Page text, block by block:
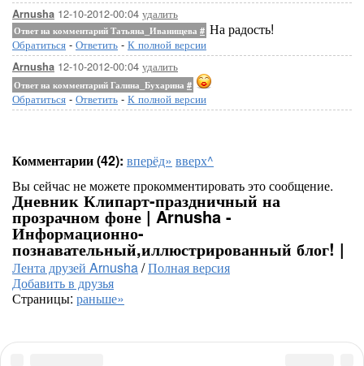
Arnusha 12-10-2012-00:04 удалить
Ответ на комментарий Татьяна_Иванищева # На радость!
Обратиться - Ответить - К полной версии
Arnusha 12-10-2012-00:04 удалить
Ответ на комментарий Галина_Бухарина #
Обратиться - Ответить - К полной версии
Комментарии (42): вперёд» вверх^
Вы сейчас не можете прокомментировать это сообщение.
Дневник Клипарт-праздничный на
прозрачном фоне | Arnusha -
Информационно-
познавательный,иллюстрированный блог! |
Лента друзей Arnusha/Полная версия
Добавить в друзья
Страницы: раньше»